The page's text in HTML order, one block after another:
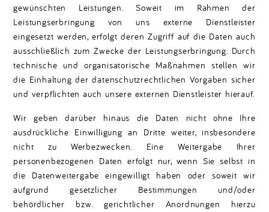
gewünschten Leistungen. Soweit im Rahmen der
Leistungserbringung von uns externe Dienstleister
eingesetzt werden, erfolgt deren Zugriff auf die Daten auch
ausschließlich zum Zwecke der Leistungserbringung. Durch
technische und organisatorische Maßnahmen stellen wir
die Einhaltung der datenschutzrechtlichen Vorgaben sicher
und verpflichten auch unsere externen Dienstleister hierauf.
Wir geben darüber hinaus die Daten nicht ohne Ihre
ausdrückliche Einwilligung an Dritte weiter, insbesondere
nicht zu Werbezwecken. Eine Weitergabe Ihrer
personenbezogenen Daten erfolgt nur, wenn Sie selbst in
die Datenweitergabe eingewilligt haben oder soweit wir
aufgrund gesetzlicher Bestimmungen und/oder
behördlicher bzw. gerichtlicher Anordnungen hierzu